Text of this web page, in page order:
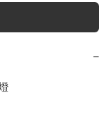
−